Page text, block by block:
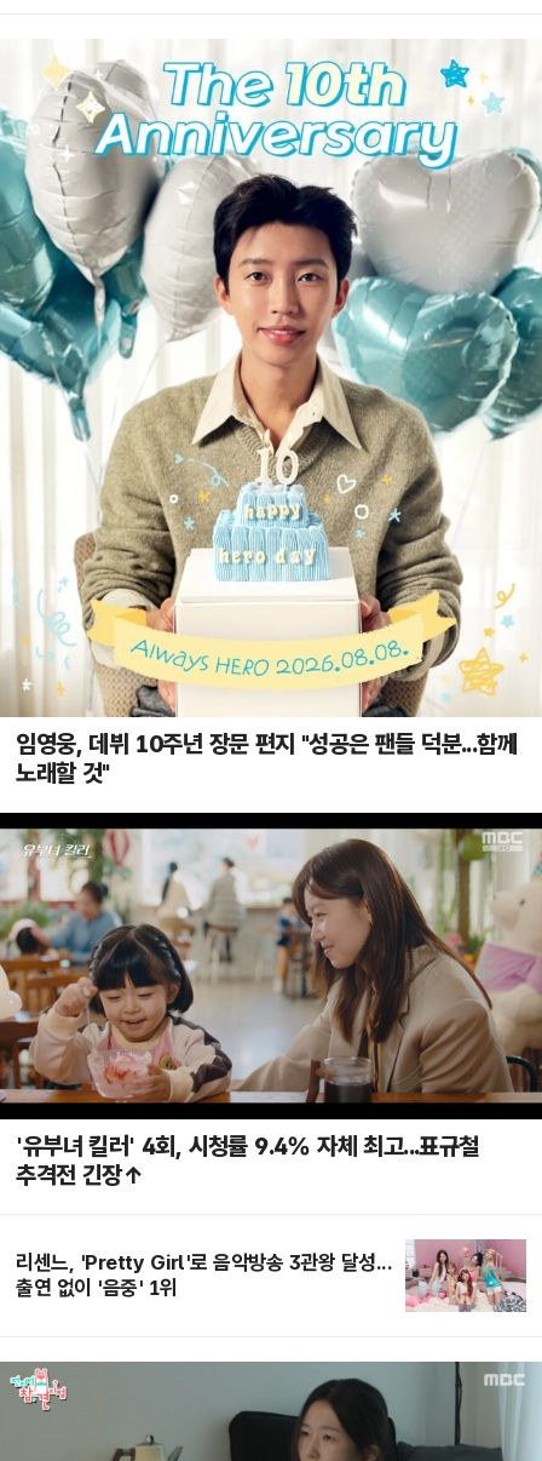
임영웅, 데뷔 10주년 장문 편지 "성공은 팬들 덕분...함께
노래할 것"
'유부녀 킬러' 4회, 시청률 9.4% 자체 최고...표규철
추격전 긴장↑
리센느, 'Pretty Girl'로 음악방송 3관왕 달성...
출연 없이 '음중' 1위